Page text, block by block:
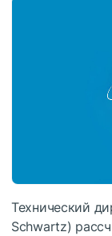
Технический
Schwartz)